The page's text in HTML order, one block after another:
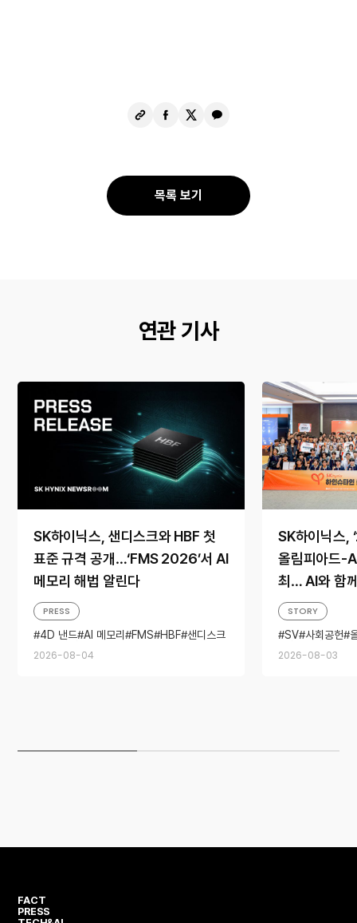
URL
페
공
X
카
목록 보기
연관 기사
SK하이닉스, 샌디스크와 HBF 첫
표준 규격 공개…‘FMS 2026’서 AI
메모리 해법 알린다
2026-08-04
PRESS
4D 낸드 AI 메모리 FMS HBF 샌디스크
SK하이닉스,
올림피아드-
최… AI와 함
2026-08-03
STORY
SV 사회공헌
FACT
PRESS